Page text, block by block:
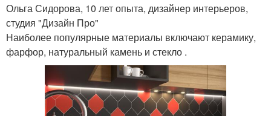
Ольга Сидорова, 10 лет опыта, дизайнер интерьеров,
студия "Дизайн Про"
Наиболее популярные материалы включают керамику,
фарфор, натуральный камень и стекло .